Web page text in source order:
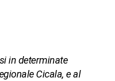
in determinate
Cicala, e al